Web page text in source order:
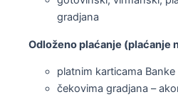
gradjana
Odloženo plaćanje (plaćanje
platnim karticama
čekovima gradjana –